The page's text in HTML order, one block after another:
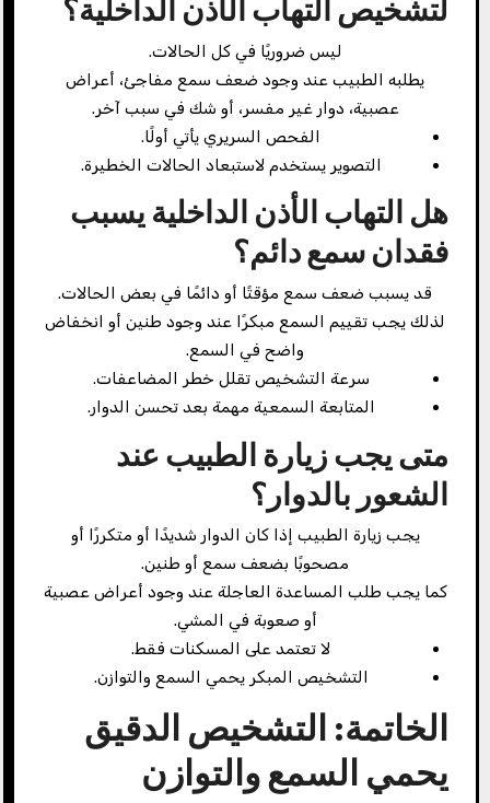
لتشخيص التهاب الأذن الداخلية؟
ليس ضروريًا في كل الحالات.
يطلبه الطبيب عند وجود ضعف سمع مفاجئ، أعراض
عصبية، دوار غير مفسر، أو شك في سبب آخر.
الفحص السريري يأتي أولًا.
التصوير يستخدم لاستبعاد الحالات الخطيرة.
هل التهاب الأذن الداخلية يسبب
فقدان سمع دائم؟
قد يسبب ضعف سمع مؤقتًا أو دائمًا في بعض الحالات.
لذلك يجب تقييم السمع مبكرًا عند وجود طنين أو انخفاض
واضح في السمع.
سرعة التشخيص تقلل خطر المضاعفات.
المتابعة السمعية مهمة بعد تحسن الدوار.
متى يجب زيارة الطبيب عند
الشعور بالدوار؟
يجب زيارة الطبيب إذا كان الدوار شديدًا أو متكررًا أو
مصحوبًا بضعف سمع أو طنين.
كما يجب طلب المساعدة العاجلة عند وجود أعراض عصبية
أو صعوبة في المشي.
لا تعتمد على المسكنات فقط.
التشخيص المبكر يحمي السمع والتوازن.
الخاتمة: التشخيص الدقيق
يحمي السمع والتوازن